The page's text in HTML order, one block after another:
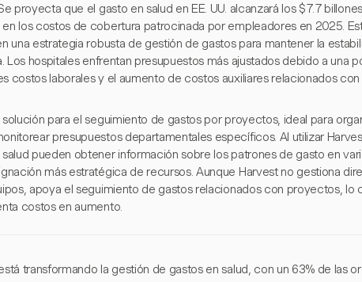
proyecta que el gasto en salud en EE. UU. alcanzará los $7.7
en los costos de cobertura patrocinada por empleadores en 2025.
una estrategia robusta de gestión de gastos para mantener la
Los hospitales enfrentan presupuestos más ajustados debido a una
costos laborales y el aumento de costos auxiliares relacionados
para el seguimiento de gastos por proyectos, ideal para
presupuestos departamentales específicos. Al utilizar
pueden obtener información sobre los patrones de gasto en
más estratégica de recursos. Aunque Harvest no gestiona
apoya el seguimiento de gastos relacionados con proyectos, lo
costos en aumento.
transformando la gestión de gastos en salud, con un 63% de las